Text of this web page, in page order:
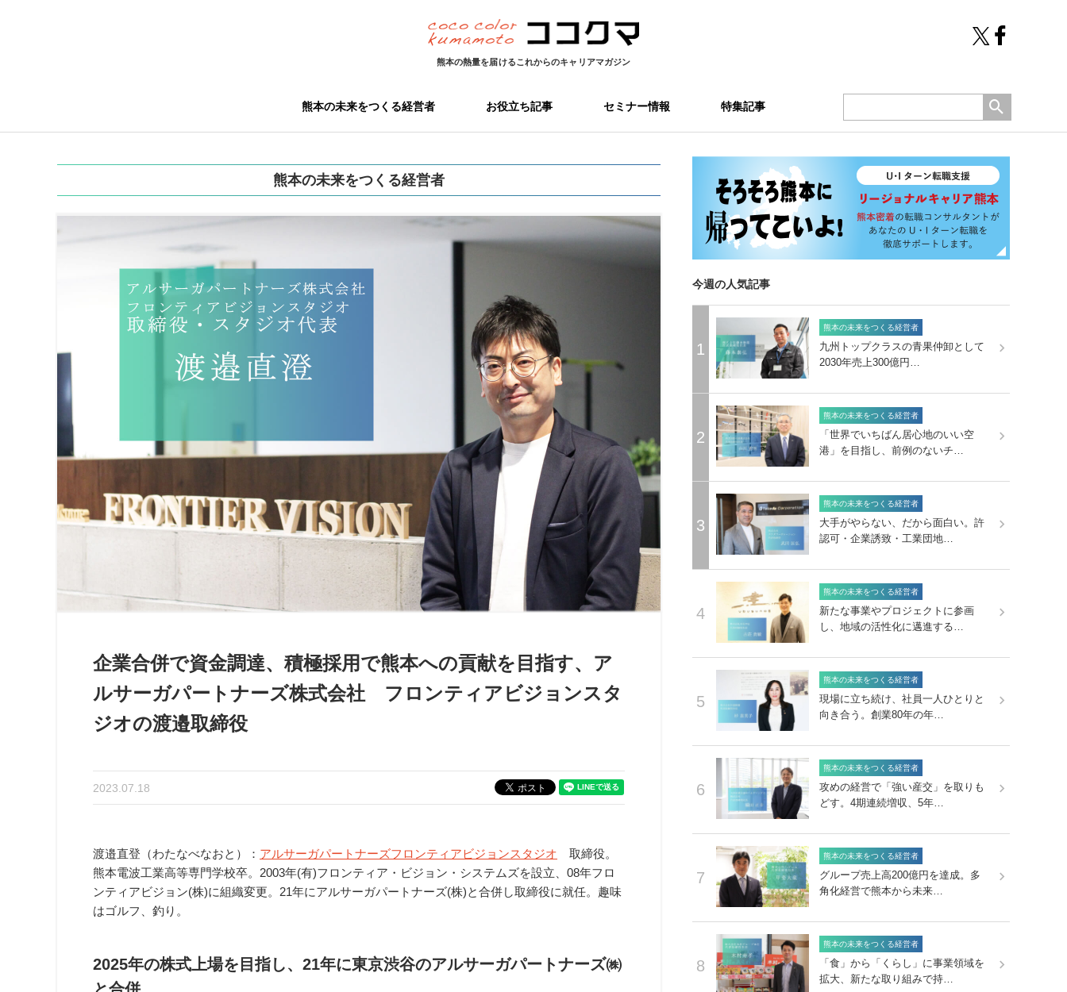
熊本の熱量を届けるこれからのキャリアマガジン
熊本の未来をつくる経営者 お役立ち記事 セミナー情報 特集記事
熊本の未来をつくる経営者
企業合併で資金調達、積極採用で熊本への貢献を目指す、ア
ルサーガパートナーズ株式会社 フロンティアビジョンスタ
ジオの渡邉取締役
2023.07.18
渡邉直登（わたなべなおと）： アルサーガパートナーズフロンティアビジョンスタジオ 取締役。
熊本電波工業高等専門学校卒。2003年(有)フロンティア・ビジョン・システムズを設立、08年フロ
ンティアビジョン(株)に組織変更。21年にアルサーガパートナーズ(株)と合併し取締役に就任。趣味
はゴルフ、釣り。
2025年の株式上場を目指し、21年に東京渋谷のアルサーガパートナーズ㈱
今週の人気記事
1
熊本の未来をつくる経営者
九州トップクラスの青果仲卸として
2030年売上300億円…
2
熊本の未来をつくる経営者
「世界でいちばん居心地のいい空
港」を目指し、前例のないチ…
3
熊本の未来をつくる経営者
大手がやらない、だから面白い。許
認可・企業誘致・工業団地…
4
熊本の未来をつくる経営者
新たな事業やプロジェクトに参画
し、地域の活性化に邁進する…
5
熊本の未来をつくる経営者
現場に立ち続け、社員一人ひとりと
向き合う。創業80年の年…
6
熊本の未来をつくる経営者
攻めの経営で「強い産交」を取りも
どす。4期連続増収、5年…
7
熊本の未来をつくる経営者
グループ売上高200億円を達成。多
角化経営で熊本から未来…
8
熊本の未来をつくる経営者
「食」から「くらし」に事業領域を
拡大、新たな取り組みで持…